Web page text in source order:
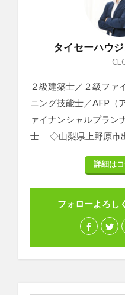
タイセーハウ
２級建築士／２級ファ
ニング技能士／AFP（
ァイナンシャルプラン
士 ◇山梨県上野原市
詳細は
フォローよろし